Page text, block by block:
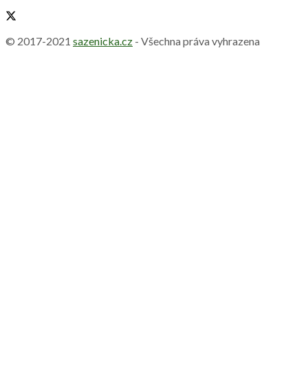
© 2017-2021 sazenicka.cz - Všechna práva vyhrazena